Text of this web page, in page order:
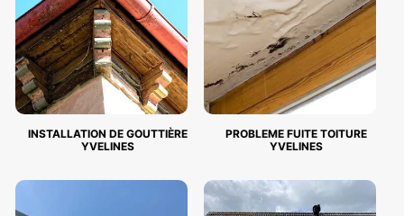
INSTALLATION DE GOUTTIÈRE
YVELINES
PROBLEME FUITE TOITURE
YVELINES